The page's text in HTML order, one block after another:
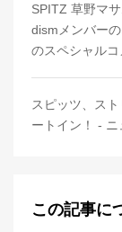
SPITZ 草野マ
dismメンバー
のスペシャル
スピッツ、ス
ートイン！ - ニ
この記事に